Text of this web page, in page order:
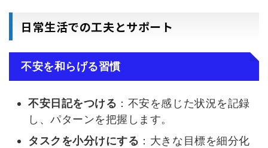
日常生活での工夫とサポート
不安を和らげる習慣
不安日記をつける ：不安を感じた状況を記録
し、パターンを把握します。
タスクを小分けにする ：大きな目標を細分化